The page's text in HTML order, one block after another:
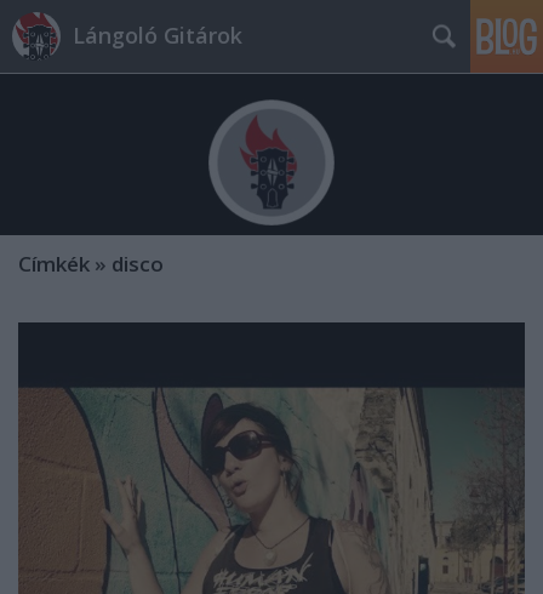
Lángoló Gitárok
Címkék » disco